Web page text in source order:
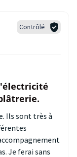
Contrôlé
Ils sont très à
Je ferai sans